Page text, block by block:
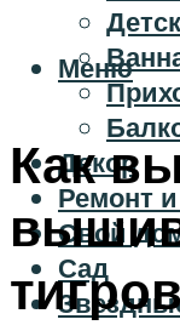
Декор
Ремонт
Свой
Сад
Меню
Как